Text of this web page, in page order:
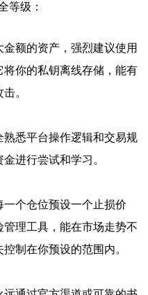
等级：
金额的资产，强烈建议使用
你的私钥离线存储，能有
。
熟悉平台操作逻辑和交易规
进行尝试和学习。
一个仓位预设一个止损价
理工具，能在市场走势不
制在你预设的范围内。